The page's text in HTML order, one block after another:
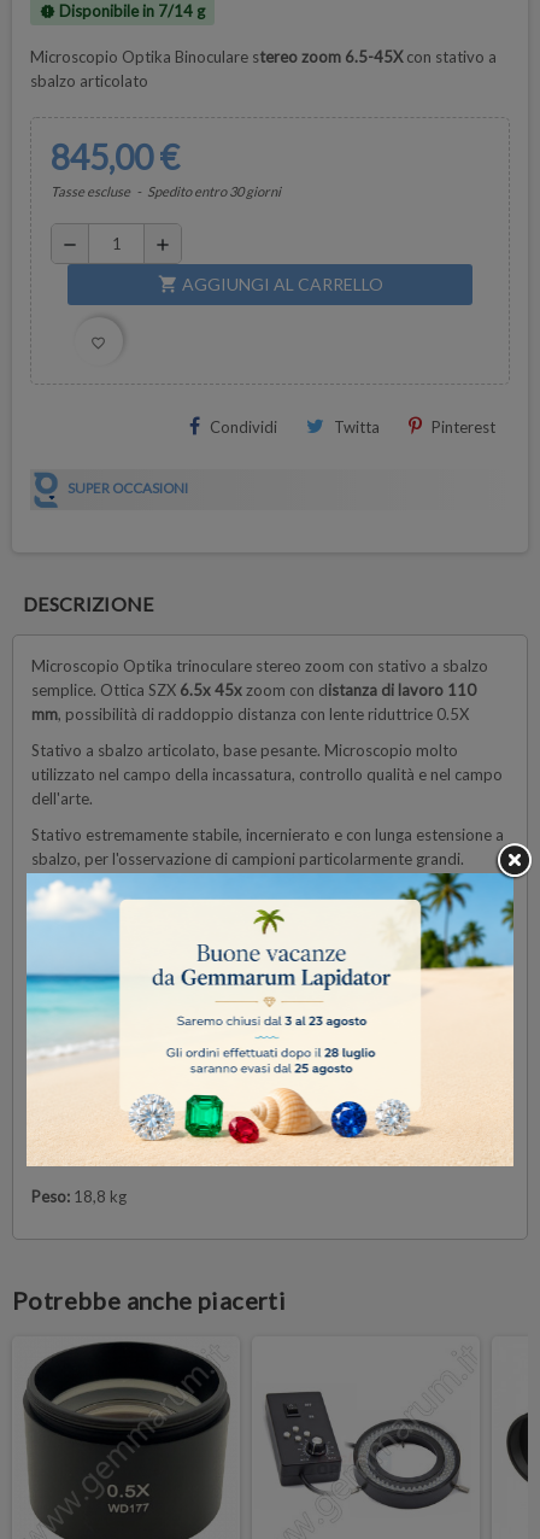
new_releases Disponibile in 7/14 g
Microscopio Optika Binoculare stereo zoom 6.5-45Xcon stativo a
sbalzo articolato
845,00 €
Tasse escluse Spedito entro 30 giorni
remove add
shopping_cart AGGIUNGI AL CARRELLO
favorite_border
Condividi Twitta Pinterest
SUPER OCCASIONI
DESCRIZIONE
Microscopio Optika trinoculare stereo zoom con stativo a sbalzo
semplice. Ottica SZX 6.5x 45xzoom con distanza di lavoro 110
mm, possibilità di raddoppio distanza con lente riduttrice 0.5X
Stativo a sbalzo articolato, base pesante. Microscopio molto
utilizzato nel campo della incassatura, controllo qualità e nel campo
dell'arte.
Stativo estremamente stabile, incernierato e con lunga estensione a
sbalzo, per l'osservazione di campioni particolarmente grandi.
Sono garantiti movimenti orizzontali e verticali fluidi e la testa può
essere facilmente ruotata e inclinata per l'ispezione ad angoli
Dimensioni base: 260×210 mm
Dimensioni colonna:
Ø32×425 mm
Braccio orizzontale:515 mm
440 mm
Movimento di rotazione:360°
Movimento di inclinazione:
180°
Peso: 18,8 kg
Potrebbe anche piacerti